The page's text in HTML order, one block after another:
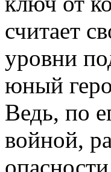
считает
уровни
юный
Ведь, по
войной,